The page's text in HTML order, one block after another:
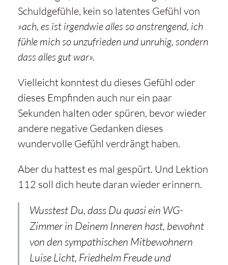
Schuldgefühle, kein so latentes Gefühl von
»ach, es ist irgendwie alles so anstrengend, ich
fühle mich so unzufrieden und unruhig, sondern
dass alles gut war».
Vielleicht konntest du dieses Gefühl oder
dieses Empfinden auch nur ein paar
Sekunden halten oder spüren, bevor wieder
andere negative Gedanken dieses
wundervolle Gefühl verdrängt haben.
Aber du hattest es mal gespürt. Und Lektion
112 soll dich heute daran wieder erinnern.
Wusstest Du, dass Du quasi ein WG-
Zimmer in Deinem Inneren hast, bewohnt
von den sympathischen Mitbewohnern
Luise Licht, Friedhelm Freude und